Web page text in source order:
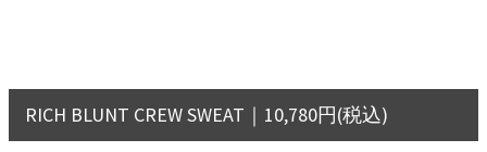
RICH BLUNT CREW SWEAT｜10,780円(税込)